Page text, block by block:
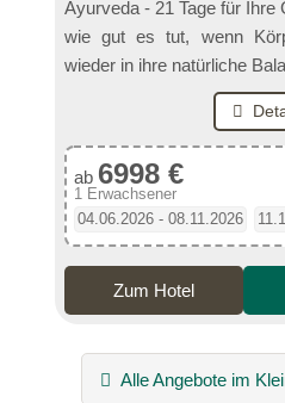
Ayurveda - 21 Tage für Ihre
wie gut es tut, wenn
wieder in ihre natürliche
ab 6998 €
1 Erwachsener
04.06.2026 - 08.11.2026
Zum Hotel
Alle Angebote im